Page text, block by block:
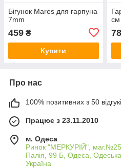
Бігунок Mares для гарпуна
7mm
459 ₴
Купити
см
Про нас
100% позитивних з 50
Працює з 23.11.2010
м. Одеса
Ринок "МЕРКУРІЙ",
Палія, 99 Б, Одеса,
Україна